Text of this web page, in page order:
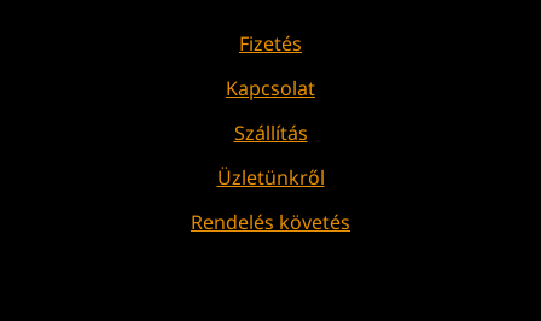
Fizetés
Kapcsolat
Szállítás
Üzletünkről
Rendelés követés